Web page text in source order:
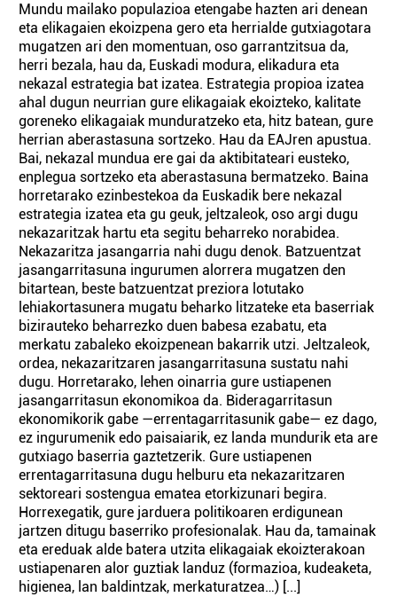
Mundu mailako populazioa etengabe hazten ari denean
eta elikagaien ekoizpena gero eta herrialde gutxiagotara
mugatzen ari den momentuan, oso garrantzitsua da,
herri bezala, hau da, Euskadi modura, elikadura eta
nekazal estrategia bat izatea. Estrategia propioa izatea
ahal dugun neurrian gure elikagaiak ekoizteko, kalitate
goreneko elikagaiak munduratzeko eta, hitz batean, gure
herrian aberastasuna sortzeko. Hau da EAJren apustua.
Bai, nekazal mundua ere gai da aktibitateari eusteko,
enplegua sortzeko eta aberastasuna bermatzeko. Baina
horretarako ezinbestekoa da Euskadik bere nekazal
estrategia izatea eta gu geuk, jeltzaleok, oso argi dugu
nekazaritzak hartu eta segitu beharreko norabidea.
Nekazaritza jasangarria nahi dugu denok. Batzuentzat
jasangarritasuna ingurumen alorrera mugatzen den
bitartean, beste batzuentzat preziora lotutako
lehiakortasunera mugatu beharko litzateke eta baserriak
bizirauteko beharrezko duen babesa ezabatu, eta
merkatu zabaleko ekoizpenean bakarrik utzi. Jeltzaleok,
ordea, nekazaritzaren jasangarritasuna sustatu nahi
dugu. Horretarako, lehen oinarria gure ustiapenen
jasangarritasun ekonomikoa da. Bideragarritasun
ekonomikorik gabe —errentagarritasunik gabe— ez dago,
ez ingurumenik edo paisaiarik, ez landa mundurik eta are
gutxiago baserria gaztetzerik. Gure ustiapenen
errentagarritasuna dugu helburu eta nekazaritzaren
sektoreari sostengua ematea etorkizunari begira.
Horrexegatik, gure jarduera politikoaren erdigunean
jartzen ditugu baserriko profesionalak. Hau da, tamainak
eta ereduak alde batera utzita elikagaiak ekoizterakoan
ustiapenaren alor guztiak landuz (formazioa, kudeaketa,
higienea, lan baldintzak, merkaturatzea…) [...]